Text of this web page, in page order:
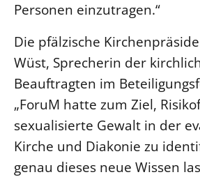
Personen einzutragen.“
Die pfälzische
Wüst, Sprecherin der
Beauftragten im
„ForuM hatte zum Ziel,
sexualisierte Gewalt in der
Kirche und Diakonie zu
genau dieses neue Wissen